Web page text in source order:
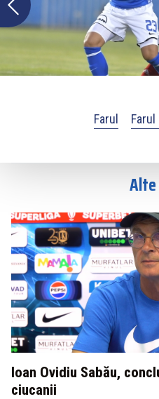
Farul
Ioan Ovidiu Sabău,
ciucanii